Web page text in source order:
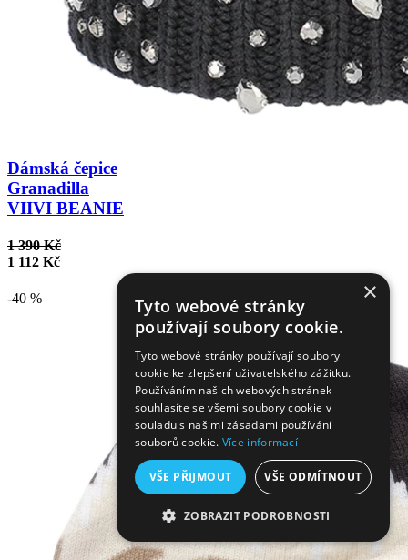
Dámská čepice
Granadilla
VIIVI BEANIE
1 390 Kč
1 112 Kč
-40 % ×
Tyto webové stránky
používají soubory cookie.
Tyto webové stránky používají soubory
cookie ke zlepšení uživatelského zážitku.
Používáním našich webových stránek
souhlasíte se všemi soubory cookie v
souladu s našimi zásadami používání
souborů cookie. Více informací
VŠE PŘIJMOUT VŠE ODMÍTNOUT
ZOBRAZIT PODROBNOSTI
NEZBYTNĚ NUTNÉ SOUBORY